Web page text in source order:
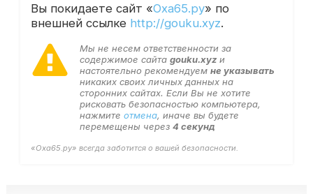
Вы покидаете сайт «Оха65.ру» по
внешней ссылке http://gouku.xyz.
Мы не несем ответственности за
содержимое сайта gouku.xyzи
настоятельно рекомендуем не указывать
никаких своих личных данных на
сторонних сайтах. Если Вы не хотите
рисковать безопасностью компьютера,
нажмите отмена, иначе вы будете
перемещены через 4 секунд
«Оха65.ру» всегда заботится о вашей безопасности.